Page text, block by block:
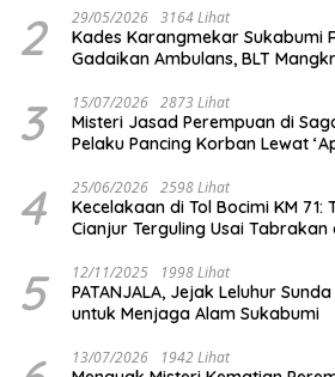
2 29/05/2026 3164 Lihat
Kades Karangmekar Sukabumi
Gadaikan Ambulans, BLT
3 15/07/2026 2873 Lihat
Misteri Jasad Perempuan di
Pelaku Pancing Korban Lewat
4 25/06/2026 2598 Lihat
Kecelakaan di Tol Bocimi KM 71:
Cianjur Terguling Usai Tabrakan
5 12/11/2025 1998 Lihat
PATANJALA, Jejak Leluhur
untuk Menjaga Alam Sukabumi
13/07/2026 1942 Lihat